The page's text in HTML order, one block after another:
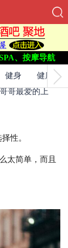
、按摩导航
健身 健康
哥最爱的上衣
上衣
哥最爱的上
性。
太简单，而且